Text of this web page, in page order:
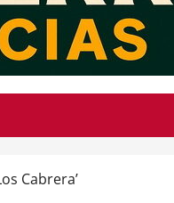
Cabrera’